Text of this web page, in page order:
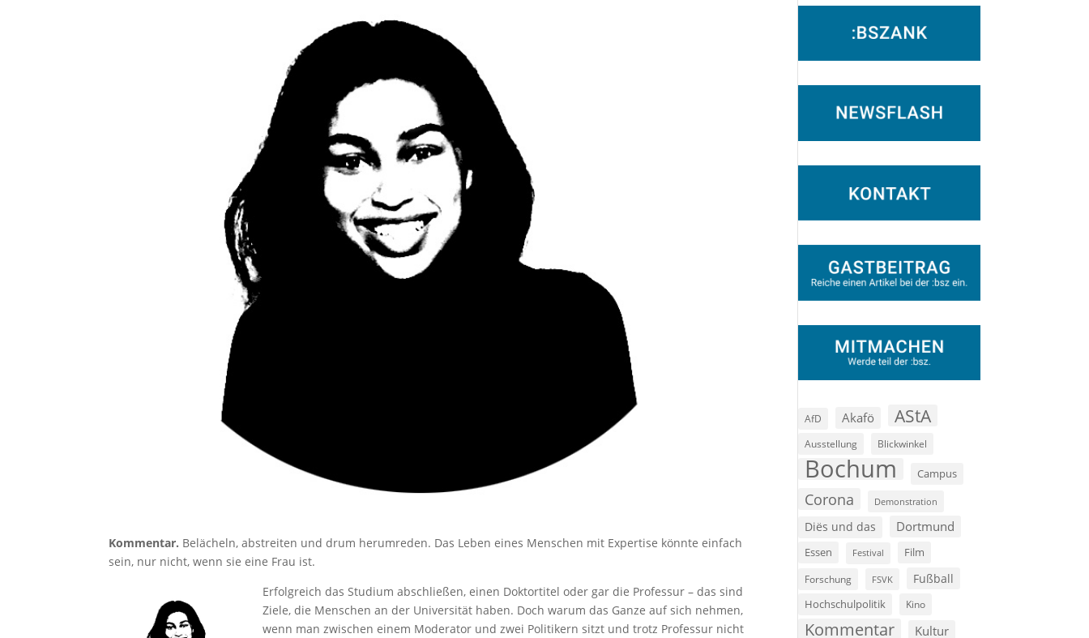
Kommentar. Belächeln, abstreiten und drum herumreden. Das Leben eines Menschen mit Expertise könnte einfach
sein, nur nicht, wenn sie eine Frau ist.
Erfolgreich das Studium abschließen, einen Doktortitel oder gar die Professur – das sind
Ziele, die Menschen an der Universität haben. Doch warum das Ganze auf sich nehmen,
wenn man zwischen einem Moderator und zwei Politikern sitzt und trotz Professur nicht
AfD Akafö AStA
Ausstellung Blickwinkel
Bochum Campus
Corona Demonstration
Diës und das Dortmund
Essen Festival Film
Forschung FSVK Fußball
Hochschulpolitik Kino
Kommentar Kultur